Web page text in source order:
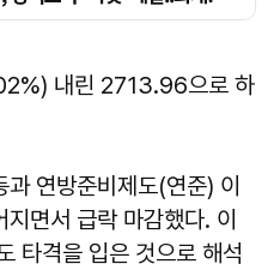
내린 2713.96으로 하
연방준비제도(연준) 이
면서 급락 마감했다. 이
타격을 입은 것으로 해석